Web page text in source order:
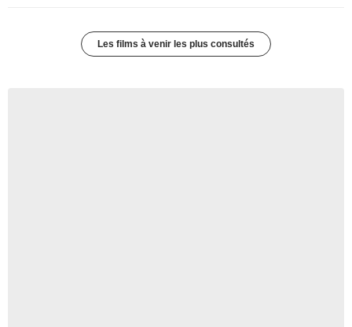
Les films à venir les plus consultés